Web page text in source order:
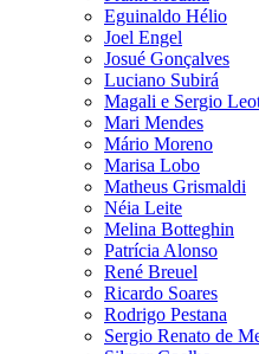
Eguinaldo Hélio
Joel Engel
Josué Gonçalves
Luciano Subirá
Magali e Sergio
Mari Mendes
Mário Moreno
Marisa Lobo
Matheus Grismaldi
Néia Leite
Melina Botteghin
Patrícia Alonso
René Breuel
Ricardo Soares
Rodrigo Pestana
Sergio Renato de